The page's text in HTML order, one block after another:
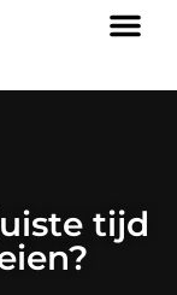
tijd